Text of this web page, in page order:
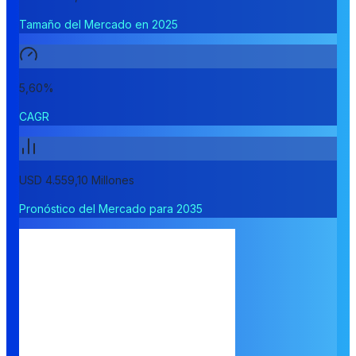
Tamaño del Mercado en 2025
5,60%
CAGR
USD 4.559,10 Millones
Pronóstico del Mercado para 2035